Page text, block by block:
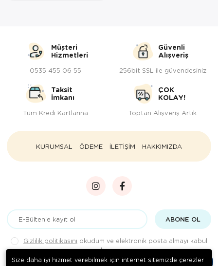
Müşteri
Hizmetleri
0535 455 06 55
Güvenli
Alışveriş
256bit SSL ile güvendesiniz
Taksit
İmkanı
Tüm Kredi Kartlarına
ÇOK
KOLAY!
Toptan Alışveriş Artık
KURUMSAL ÖDEME İLETİŞİM HAKKIMIZDA
ABONE OL
Gizlilik politikasını okudum ve elektronik posta almayı kabul
ediyorum.
Size daha iyi hizmet verebilmek için internet sitemizde çerezler